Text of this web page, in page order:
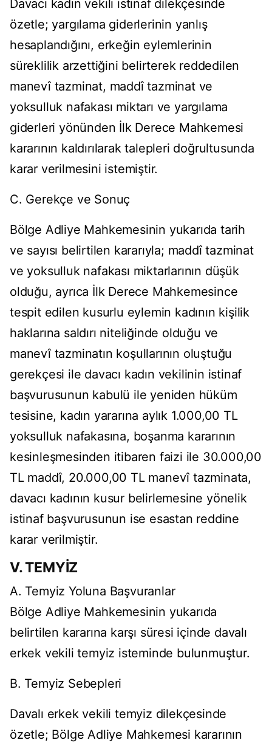
Davacı kadın vekili istinaf dilekçesinde
özetle; yargılama giderlerinin yanlış
hesaplandığını, erkeğin eylemlerinin
süreklilik arzettiğini belirterek reddedilen
manevî tazminat, maddî tazminat ve
yoksulluk nafakası miktarı ve yargılama
giderleri yönünden İlk Derece Mahkemesi
kararının kaldırılarak talepleri doğrultusunda
karar verilmesini istemiştir.
C. Gerekçe ve Sonuç
Bölge Adliye Mahkemesinin yukarıda tarih
ve sayısı belirtilen kararıyla; maddî tazminat
ve yoksulluk nafakası miktarlarının düşük
olduğu, ayrıca İlk Derece Mahkemesince
tespit edilen kusurlu eylemin kadının kişilik
haklarına saldırı niteliğinde olduğu ve
manevî tazminatın koşullarının oluştuğu
gerekçesi ile davacı kadın vekilinin istinaf
başvurusunun kabulü ile yeniden hüküm
tesisine, kadın yararına aylık 1.000,00 TL
yoksulluk nafakasına, boşanma kararının
kesinleşmesinden itibaren faizi ile 30.000,00
TL maddî, 20.000,00 TL manevî tazminata,
davacı kadının kusur belirlemesine yönelik
istinaf başvurusunun ise esastan reddine
karar verilmiştir.
V. TEMYİZ
A. Temyiz Yoluna Başvuranlar
Bölge Adliye Mahkemesinin yukarıda
belirtilen kararına karşı süresi içinde davalı
erkek vekili temyiz isteminde bulunmuştur.
B. Temyiz Sebepleri
Davalı erkek vekili temyiz dilekçesinde
özetle; Bölge Adliye Mahkemesi kararının